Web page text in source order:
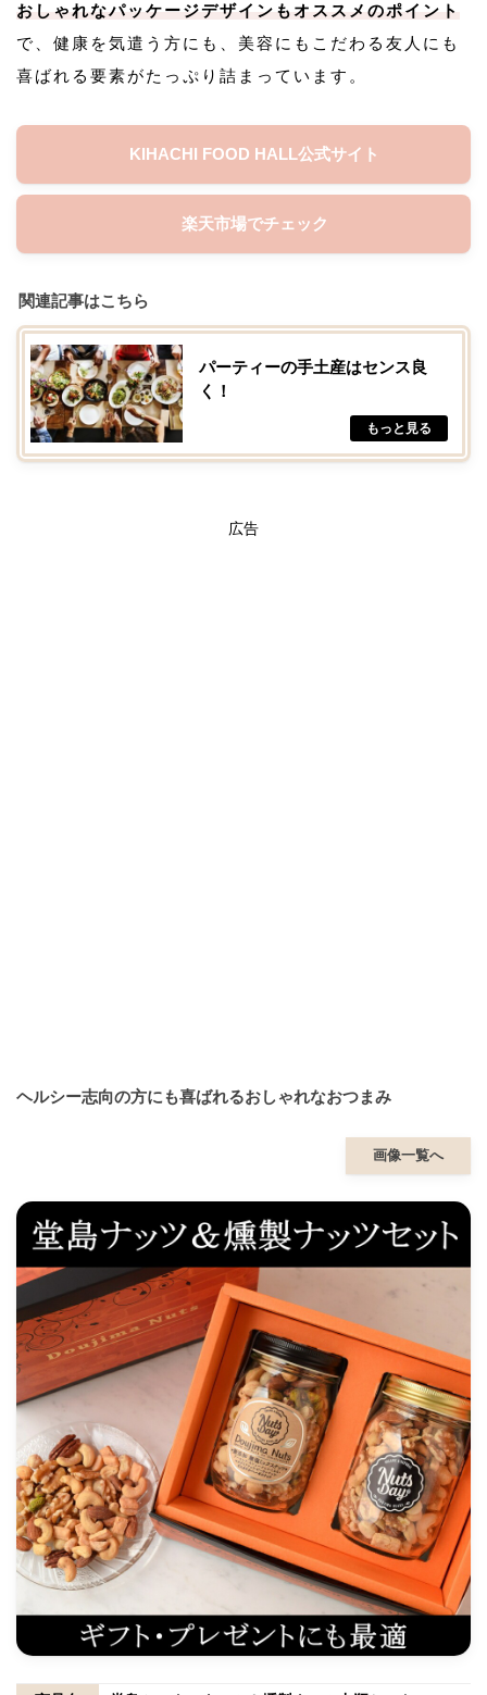
おしゃれなパッケージデザインもオススメのポイント
で、健康を気遣う方にも、美容にもこだわる友人にも
喜ばれる要素がたっぷり詰まっています。
KIHACHI FOOD HALL公式サイト
楽天市場でチェック
関連記事はこちら
パーティーの手土産はセンス良
く！
広告
ヘルシー志向の方にも喜ばれるおしゃれなおつまみ
画像一覧へ